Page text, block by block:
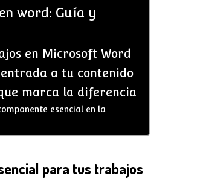
word: Guía y
en Microsoft Word
a tu contenido
marca la diferencia
esencial en la
para tus trabajos